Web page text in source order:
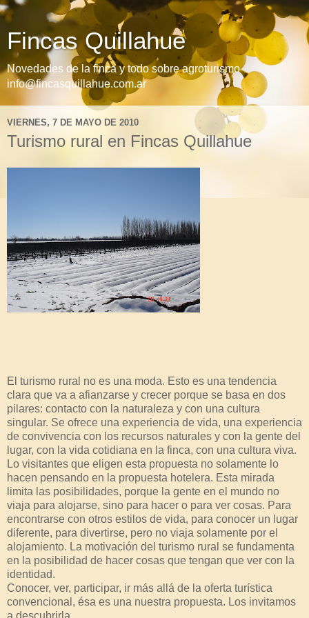
Fincas Quillahue
Novedades de la finca y todo sobre agroturismo
info@fincasquillahue.com.ar
VIERNES, 7 DE MAYO DE 2010
Turismo rural en Fincas Quillahue
El turismo rural no es una moda. Esto es una tendencia
clara que va a afianzarse y crecer porque se basa en dos
pilares: contacto con la naturaleza y con una cultura
singular. Se ofrece una experiencia de vida, una experiencia
de convivencia con los recursos naturales y con la gente del
lugar, con la vida cotidiana en la finca, con una cultura viva.
Lo visitantes que eligen esta propuesta no solamente lo
hacen pensando en la propuesta hotelera. Esta mirada
limita las posibilidades, porque la gente en el mundo no
viaja para alojarse, sino para hacer o para ver cosas. Para
encontrarse con otros estilos de vida, para conocer un lugar
diferente, para divertirse, pero no viaja solamente por el
alojamiento. La motivación del turismo rural se fundamenta
en la posibilidad de hacer cosas que tengan que ver con la
identidad.
Conocer, ver, participar, ir más allá de la oferta turística
convencional, ésa es una nuestra propuesta. Los invitamos
a descubrirla...